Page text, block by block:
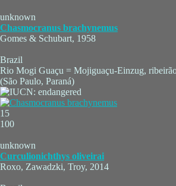
unknown
Chasmocranus brachynemus
Gomes & Schubart, 1958
Brazil
Rio Mogi Guaçu = Mojiguaçu-Einzug,
(São Paulo, Paraná)
15
100
unknown
Curculionichthys oliveirai
Roxo, Zawadzki, Troy, 2014